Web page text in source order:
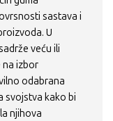
sastava i
U
veću ili
na izbor
odabrana
svojstva kako bi
njihova